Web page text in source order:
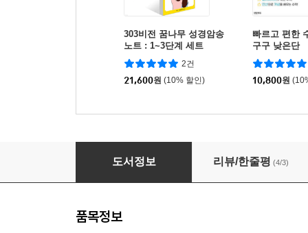
303비전 꿈나무 성경암송
노트 : 1~3단계 세트
2건
21,600원 (10% 할인)
빠르고 편한
구구 낮은단
10,800원
303 비전꿈나무 말씀암송 선포노트
도서정보 리뷰/한줄평 (4/3)
품목정보